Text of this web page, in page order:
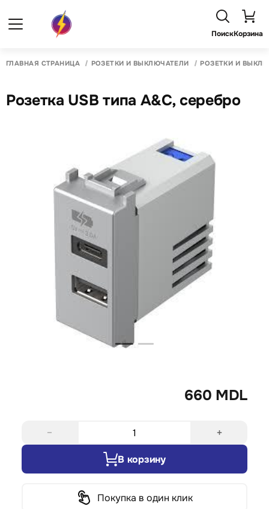
ПоискКорзина
ГЛАВНАЯ СТРАНИЦА РОЗЕТКИ И ВЫКЛЮЧАТЕЛИ РОЗЕТКИ И
Розетка USB типа A&C, серебро
660 MDL
− +
В корзину
Покупка в один клик